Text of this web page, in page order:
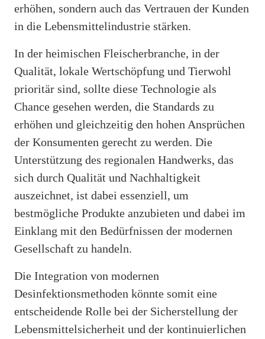
erhöhen, sondern auch das Vertrauen der Kunden
in die Lebensmittelindustrie stärken.
In der heimischen Fleischerbranche, in der
Qualität, lokale Wertschöpfung und Tierwohl
prioritär sind, sollte diese Technologie als
Chance gesehen werden, die Standards zu
erhöhen und gleichzeitig den hohen Ansprüchen
der Konsumenten gerecht zu werden. Die
Unterstützung des regionalen Handwerks, das
sich durch Qualität und Nachhaltigkeit
auszeichnet, ist dabei essenziell, um
bestmögliche Produkte anzubieten und dabei im
Einklang mit den Bedürfnissen der modernen
Gesellschaft zu handeln.
Die Integration von modernen
Desinfektionsmethoden könnte somit eine
entscheidende Rolle bei der Sicherstellung der
Lebensmittelsicherheit und der kontinuierlichen